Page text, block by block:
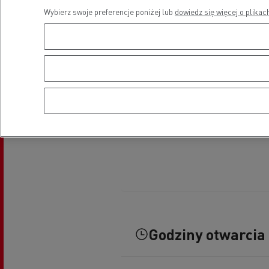
Godziny otwarcia
Wybierz swoje preferencje poniżej lub dowiedz się więcej o